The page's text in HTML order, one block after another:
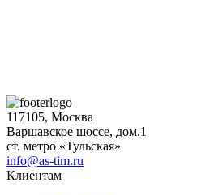
117105, Москва
Варшавское шоссе, дом.1
ст. метро «Тульская»
info@as-tim.ru
Клиентам